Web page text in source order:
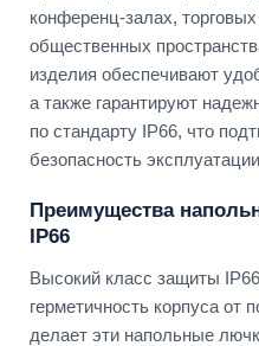
конференц-залах,
общественных
изделия обеспечивают
а также гарантируют
по стандарту IP66, что
безопасность
Преимущества
IP66
Высокий класс защиты
герметичность корпуса от
делает эти напольные